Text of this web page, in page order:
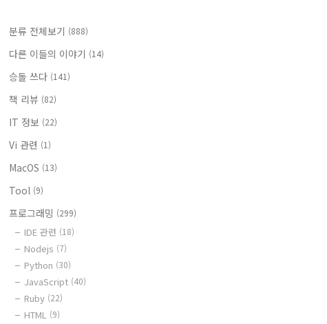
분류 전체보기 (888)
다른 이들의 이야기 (14)
승돌 쓰다 (141)
책 리뷰 (82)
IT 정보 (22)
Vi 관련 (1)
MacOS (13)
Tool (9)
프로그래밍 (299)
IDE 관련 (18)
Nodejs (7)
Python (30)
JavaScript (40)
Ruby (22)
HTML (9)